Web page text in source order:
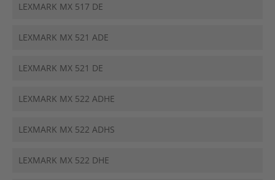
LEXMARK MX 517 DE
LEXMARK MX 521 ADE
LEXMARK MX 521 DE
LEXMARK MX 522 ADHE
LEXMARK MX 522 ADHS
LEXMARK MX 522 DHE